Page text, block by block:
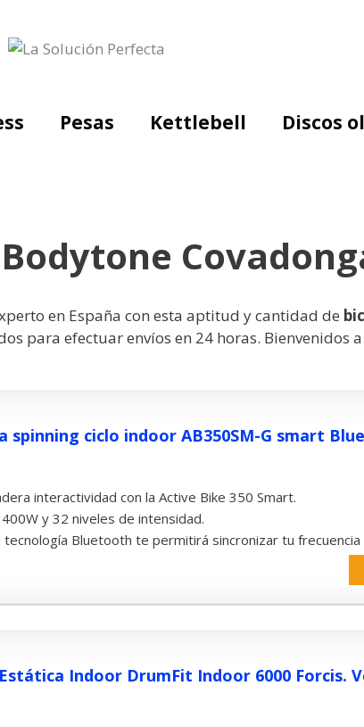
Pesas Kettlebell Discos
en España con esta aptitud y cantidad de
para efectuar envíos en 24 horas. Bienvenidos a
spinning ciclo indoor AB350SM-G smart
interactividad con la Active Bike 350 Smart.
y 32 niveles de intensidad.
tecnología Bluetooth te permitirá sincronizar tu frecuencia
Indoor DrumFit Indoor 6000 Forcis.